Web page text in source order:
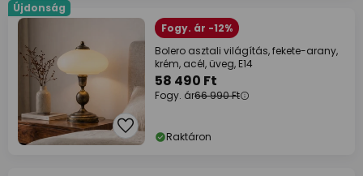
Újdonság
Fogy. ár -12%
Bolero asztali világítás, fekete-arany,
krém, acél, üveg, E14
58 490 Ft
Fogy. ár66 990 Ft
Raktáron